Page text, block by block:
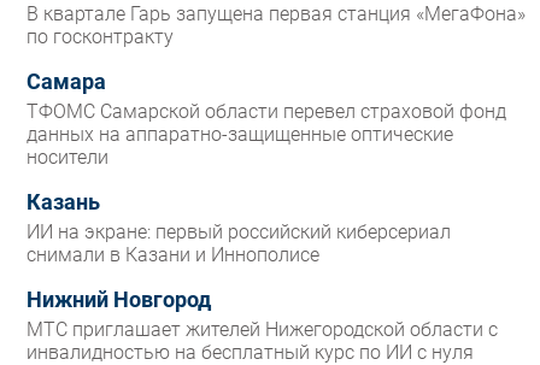
В квартале Гарь запущена первая станция «МегаФона»
по госконтракту
Самара
ТФОМС Самарской области перевел страховой фонд
данных на аппаратно-защищенные оптические
носители
Казань
ИИ на экране: первый российский киберсериал
снимали в Казани и Иннополисе
Нижний Новгород
МТС приглашает жителей Нижегородской области с
инвалидностью на бесплатный курс по ИИ с нуля